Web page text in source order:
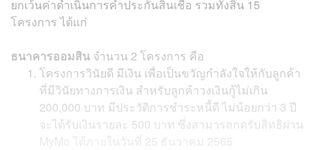
ยกเว้นค่าดำเนินการค้ำประกันสินเชื่อ รวมทั้งสิ้น 15
โครงการ ได้แก่
ธนาคารออมสิน จำนวน 2 โครงการ คือ
โครงการวินัยดี มีเงิน เพื่อเป็นขวัญกำลังใจให้กับลูกค้า
ที่มีวินัยทางการเงิน สำหรับลูกค้าวงเงินกู้ไม่เกิน
200,000 บาท มีประวัติการชำระหนี้ดี ไม่น้อยกว่า 3 ปี
จะได้รับเงินรายละ 500 บาท ซึ่งสามารถกดรับสิทธิผ่าน
MyMo ได้ภายในวันที่ 25 ธันวาคม 2565